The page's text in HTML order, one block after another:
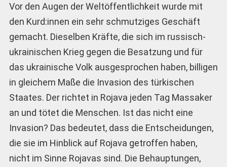
Vor den Augen der Weltöffentlichkeit wurde mit
den Kurd:innen ein sehr schmutziges Geschäft
gemacht. Dieselben Kräfte, die sich im russisch-
ukrainischen Krieg gegen die Besatzung und für
das ukrainische Volk ausgesprochen haben, billigen
in gleichem Maße die Invasion des türkischen
Staates. Der richtet in Rojava jeden Tag Massaker
an und tötet die Menschen. Ist das nicht eine
Invasion? Das bedeutet, dass die Entscheidungen,
die sie im Hinblick auf Rojava getroffen haben,
nicht im Sinne Rojavas sind. Die Behauptungen,